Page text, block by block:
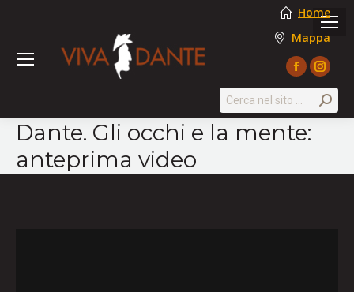
Home
Mappa
Facebook
opens
in
window
page
opens
Search:
Dante. Gli occhi e la mente:
anteprima video